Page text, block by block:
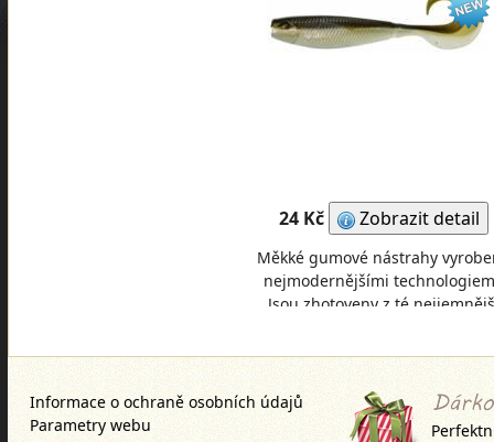
24 Kč Zobrazit detail
Měkké gumové nástrahy
nejmodernějšími
Jsou zhotoveny z té
Informace o ochraně osobních údajů
Parametry webu